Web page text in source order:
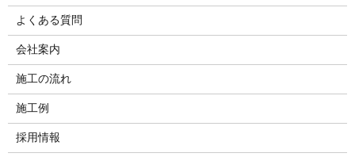
よくある質問
会社案内
施工の流れ
施工例
採用情報